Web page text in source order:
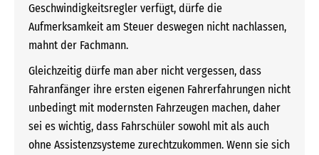
Geschwindigkeitsregler verfügt, dürfe die
Aufmerksamkeit am Steuer deswegen nicht nachlassen,
mahnt der Fachmann.
Gleichzeitig dürfe man aber nicht vergessen, dass
Fahranfänger ihre ersten eigenen Fahrerfahrungen nicht
unbedingt mit modernsten Fahrzeugen machen, daher
sei es wichtig, dass Fahrschüler sowohl mit als auch
ohne Assistenzsysteme zurechtzukommen. Wenn sie sich